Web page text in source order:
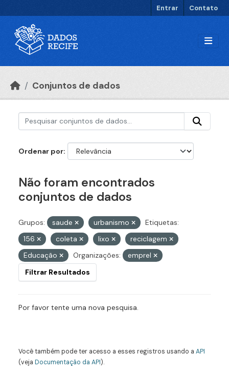
Entrar Contato
Conjuntos de dados
Ordenar por
Não foram encontrados
conjuntos de dados
Grupos: saude urbanismo
Etiquetas:
156
coleta lixo
reciclagem
Educação
Organizações:
emprel
Filtrar Resultados
Por favor tente uma nova pesquisa.
Você também pode ter acesso a esses registros usando a API
(veja Documentação da API).